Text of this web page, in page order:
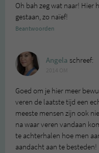
Oh bah zeg wat naar! Hier
gestaan, zo naïef!
Beantwoorden
Angela schreef:
Goed om je hier meer
veren de laatste tijd een
meeste mensen zijn ook
na waar veren vandaan
te achterhalen hoe men
aandacht aan te besteden!